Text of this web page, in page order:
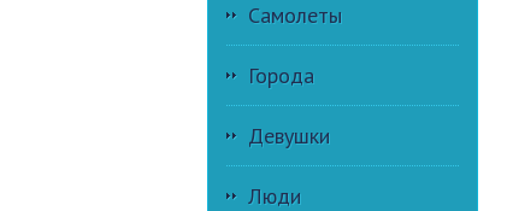
Самолеты
Города
Девушки
Люди